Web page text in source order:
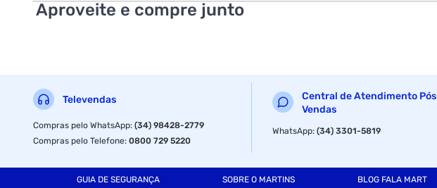
Aproveite e compre junto
Televendas
Compras pelo WhatsApp:(34) 98428-2779
Compras pelo Telefone:0800 729 5220
Central de Atendimento Pós
Vendas
WhatsApp:(34) 3301-5819
GUIA DE SEGURANÇA SOBRE O MARTINS BLOG FALA MART